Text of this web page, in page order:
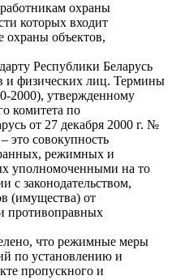
работникам охраны
которых входит
охраны объектов,
Республики Беларусь
и физических лиц. Термины
2000), утвержденному
комитета по
от 27 декабря 2000 г. №
это совокупность
режимных и
уполномоченными на то
с законодательством,
(имущества) от
противоправных
что режимные меры
по установлению и
пропускного и